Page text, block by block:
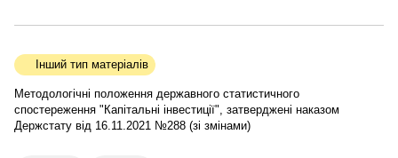
Інший тип матеріалів
Методологічні положення державного статистичного
спостереження "Капітальні інвестиції", затверджені наказом
Держстату від 16.11.2021 №288 (зі змінами)